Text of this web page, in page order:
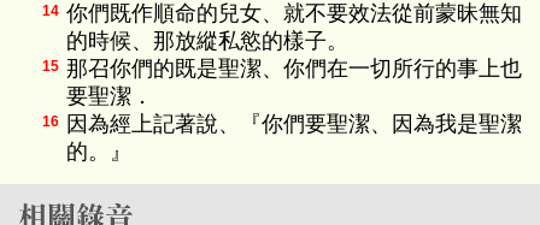
14 你們既作順命的兒女、就不要效法從前蒙昧無知
的時候、那放縱私慾的樣子。
15 那召你們的既是聖潔、你們在一切所行的事上也
要聖潔．
16
因為經上記著說、『你們要聖潔、因為我是聖潔
的。』